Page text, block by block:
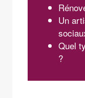
Un
Quel
?